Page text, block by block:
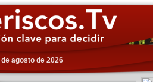
de agosto de 2026